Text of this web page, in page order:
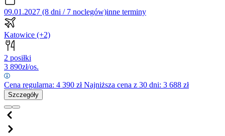
09.01.2027 (8 dni / 7 noclegów)inne terminy
Katowice (+2)
2 posiłki
3 890zł/os.
Cena regularna: 4 390 złNajniższa cena z 30 dni: 3 688 zł
Szczegóły